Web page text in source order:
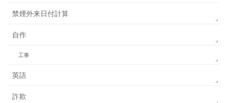
禁煙外来日付計算
自作
工事
英語
詐欺